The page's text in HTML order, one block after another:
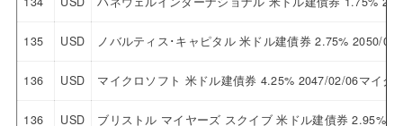
135 USD ノバルティス･キャピタル 米ドル建債券 2.75% 2050/
136 USD マイクロソフト 米ドル建債券 4.25% 2047/02/06マイク
136 USD ブリストル マイヤーズ スクイブ 米ドル建債券